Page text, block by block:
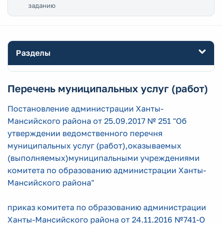
заданию
Разделы
Перечень муниципальных услуг (работ)
Постановление администрации Ханты-
Мансийского района от 25.09.2017 № 251 "Об
утверждении ведомственного перечня
муниципальных услуг (работ),оказываемых
(выполняемых)муниципальными учреждениями
комитета по образованию администрации Ханты-
Мансийского района"
приказ комитета по образованию администрации
Ханты-Мансийского района от 24.11.2016 №741-О